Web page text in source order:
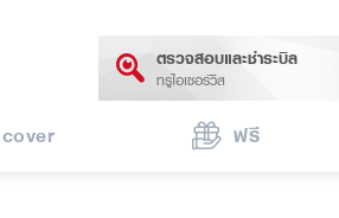
ตรวจสอบและชำระบิล
ทรูไอเซอร์วิส
ฟรี